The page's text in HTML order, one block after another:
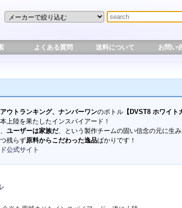
よくある質問 送料について お問い
ウトランキング、ナンバーワンのボトル 【DVST8 ホワイト
上陸を果たしたインスパイアード！
、ユーザーは家族だ、という製作チームの固い信念の元に生
残らず原料からこだわった逸品ばかりです！
公式サイト